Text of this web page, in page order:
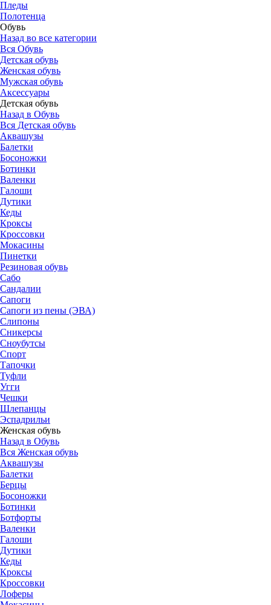
Пледы
Полотенца
Обувь
Назад во все категории
Вся Обувь
Детская обувь
Женская обувь
Мужская обувь
Аксессуары
Детская обувь
Назад в Обувь
Вся Детская обувь
Аквашузы
Балетки
Босоножки
Ботинки
Валенки
Галоши
Дутики
Кеды
Кроксы
Кроссовки
Мокасины
Пинетки
Резиновая обувь
Сабо
Сандалии
Сапоги
Сапоги из пены (ЭВА)
Слипоны
Сникерсы
Сноубутсы
Спорт
Тапочки
Туфли
Угги
Чешки
Шлепанцы
Эспадрильи
Женская обувь
Назад в Обувь
Вся Женская обувь
Аквашузы
Балетки
Берцы
Босоножки
Ботинки
Ботфорты
Валенки
Галоши
Дутики
Кеды
Кроксы
Кроссовки
Лоферы